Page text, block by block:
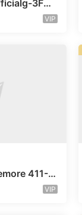
3F未
VIP
411-未
VIP